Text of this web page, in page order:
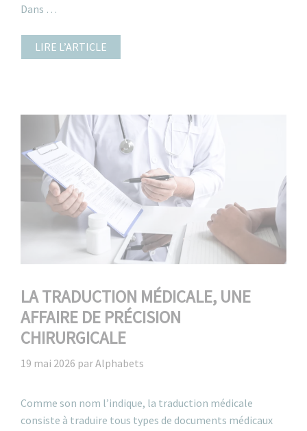
Dans …
LIRE L’ARTICLE
LA TRADUCTION MÉDICALE, UNE
AFFAIRE DE PRÉCISION
CHIRURGICALE
19 mai 2026 parAlphabets
Comme son nom l’indique, la traduction médicale
consiste à traduire tous types de documents médicaux